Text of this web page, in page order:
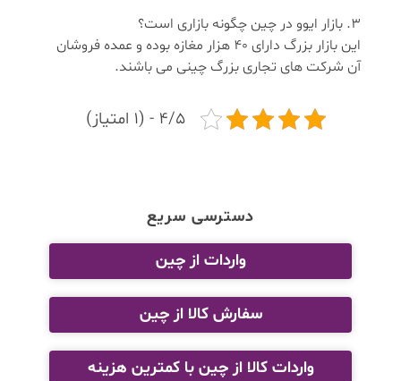
بازار ایوو در چین چگونه بازاری است؟
این بازار بزرگ دارای ۴۰ هزار مغازه بوده و عمده فروشان
آن شرکت های تجاری بزرگ چینی می باشند.
4/5 - (1 امتیاز)
دسترسی سریع
واردات از چین
سفارش کالا از چین
واردات کالا از چین با کمترین هزینه